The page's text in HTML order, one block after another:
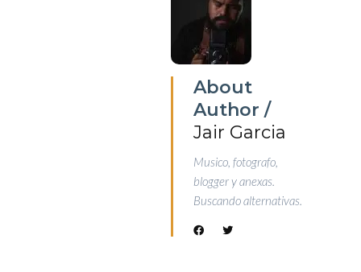
About
Author /
Jair Garcia
Musico, fotografo,
blogger y anexas.
Buscando alternativas.